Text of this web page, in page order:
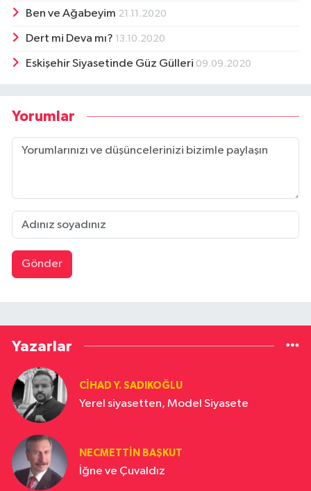
Ben ve Ağabeyim 21.11.2020
Dert mi Deva mı? 13.10.2020
Eskişehir Siyasetinde Güz Gülleri 09.09.2020
Yorumlar
Gönder
Yazarlar
CIHAD Y. SADIKOĞLU
Yerel siyasetten, Model Siyasete
NECMETTIN BAŞKUT
İğne ve Çuvaldız